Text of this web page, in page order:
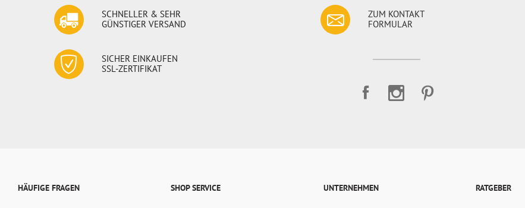
SCHNELLER & SEHR
GÜNSTIGER VERSAND
SICHER EINKAUFEN
SSL-ZERTIFIKAT
ZUM KONTAKT
FORMULAR
HÄUFIGE FRAGEN SHOP SERVICE UNTERNEHMEN RATGEBER